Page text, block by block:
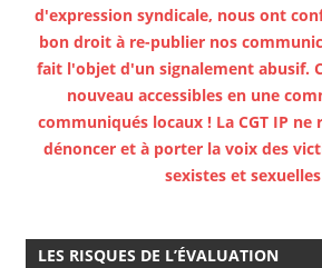
d'expression syndicale, nous ont
bon droit à re-publier nos
fait l'objet d'un signalement abusif.
nouveau accessibles en une
communiqués locaux ! La CGT IP ne
dénoncer et à porter la voix des
sexistes et
LES RISQUES DE L’ÉVALUATION